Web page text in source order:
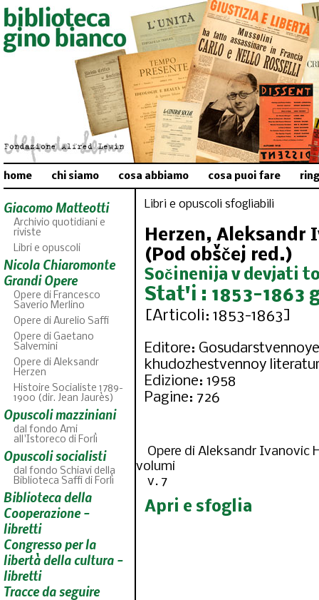
home chi siamo cosa abbiamo cosa puoi fare
Giacomo Matteotti
Archivio quotidiani e
riviste
Libri e opuscoli
Nicola Chiaromonte
Grandi Opere
Opere di Francesco
Saverio Merlino
Opere di Aurelio Saffi
Opere di Gaetano
Salvemini
Opere di Aleksandr
Herzen
Histoire Socialiste 1789-
1900 (dir. Jean Jaurès)
Opuscoli mazziniani
dal fondo Ami
all'Istoreco di Forlì
Opuscoli socialisti
dal fondo Schiavi della
Biblioteca Saffi di Forlì
Biblioteca della
Cooperazione -
libretti
Congresso per la
libertà della cultura -
libretti
Tracce da seguire
Libri e opuscoli sfogliabili
Herzen, Aleksandr
(Pod obščej red.)
Sočinenija v devjati
Stat'i : 1853-1863
[Articoli: 1853-1863]
Editore:
khudozhestvennoy
Edizione: 1958
Pagine: 726
Opere di Aleksandr Ivanovic
volumi
v. 7
Apri e sfoglia